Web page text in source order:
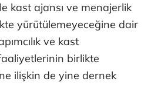
kast ajansı ve menajerlik
yürütülemeyeceğine dair
ve kast
birlikte
ilişkin de yine dernek